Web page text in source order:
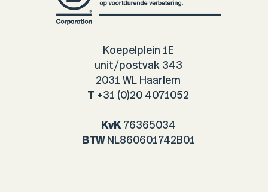
Koepelplein 1E
unit/postvak 343
2031 WL Haarlem
T+31 (0)20 4071052
KvK76365034
BTWNL860601742B01